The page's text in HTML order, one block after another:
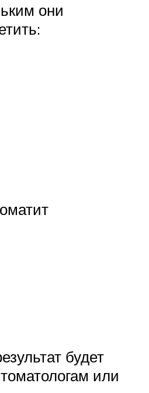
они
будет
или